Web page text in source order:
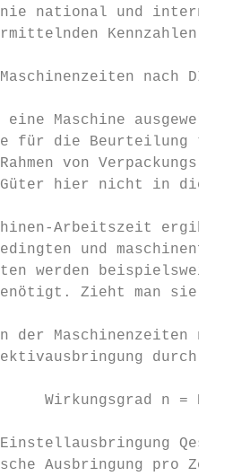
national und
Kennzahlen.
nach DIN
eine Maschine
für die Beurteilung
von
hier nicht in die
Arbeitszeit ergibt
und
werden
Zieht man sie
der Maschinenzeiten
durch
Wirkungsgrad n =
Qest
Ausbringung pro